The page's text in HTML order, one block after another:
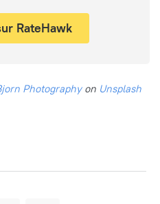
RateHawk
Photographyon Unsplash